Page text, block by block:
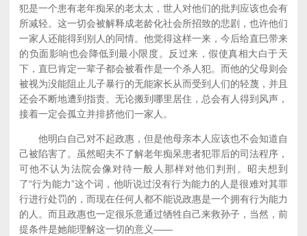
犯是一个患有老年痴呆的老太太，世人对他们的批判应该也会有
所减轻。这一切会被解释成老龄化社会所招致的悲剧，也许他们
一家人还能得到别人的同情。他觉得这样一来，今后给直巳带来
的负面影响也会降低到最小限度。反过来，假使真相大白于天
下，直巳肯定一辈子都会被看作是一个杀人犯。而他的父母则会
被视为没能阻止儿子暴行的无能家长从而受到人们的轻蔑，并且
还会不断地遭到指责。无论搬到哪里居住，总会有人得到风声，
接着一定会孤立并排挤他们一家人。
他明白自己对不起政惠，但是他母亲本人应该也不会知道自
己被陷害了。虽然昭夫不了解老年痴呆患者犯罪后的司法程序，
可他不认为法院会像对待一般人那样对他们判刑。昭夫想到
了“行为能力”这个词，他听说过没有行为能力的人是很难对其罪
行进行处罚的，而现在任何人都不能说政惠是一个拥有行为能力
的人。而且政惠也一定很乐意通过牺牲自己来救孙子，当然，前
提条件是她能理解这一切的意义——